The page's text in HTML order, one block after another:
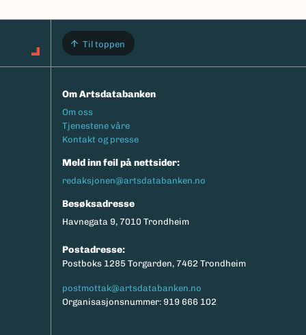
Til toppen
Om Artsdatabanken
Footermeny
Om oss
Tjenestene våre
Kontakt og presse
Meld inn feil på nettsider:
redaksjonen@artsdatabanken.no
Besøksadresse
Havnegata 9, 7010 Trondheim
Postadresse:
Postboks 1285 Torgarden, 7462 Trondheim
postmottak@artsdatabanken.no
Organisasjonsnummer: 919 666 102